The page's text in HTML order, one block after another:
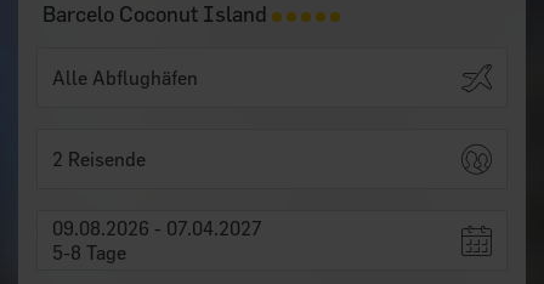
Barcelo Coconut Island
2 Reisende
09.08.2026 - 07.04.2027
5-8 Tage